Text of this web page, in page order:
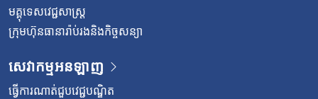
មគ្គុទេសវេជ្ជសាស្ត្រ
ក្រុមហ៊ុនធានារ៉ាប់រងនិងកិច្ចសន្យា
សេវាកម្មអនឡាញ
ធ្វើការណាត់ជួបវេជ្ជបណ្ឌិត